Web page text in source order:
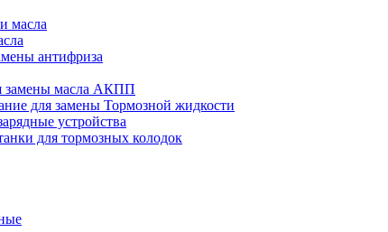
масла
антифриза
замены масла АКПП
для замены Тормозной жидкости
устройства
для тормозных колодок